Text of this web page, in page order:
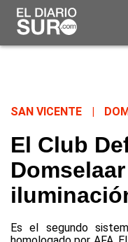
SAN VICENTE
El Club
Es el segundo